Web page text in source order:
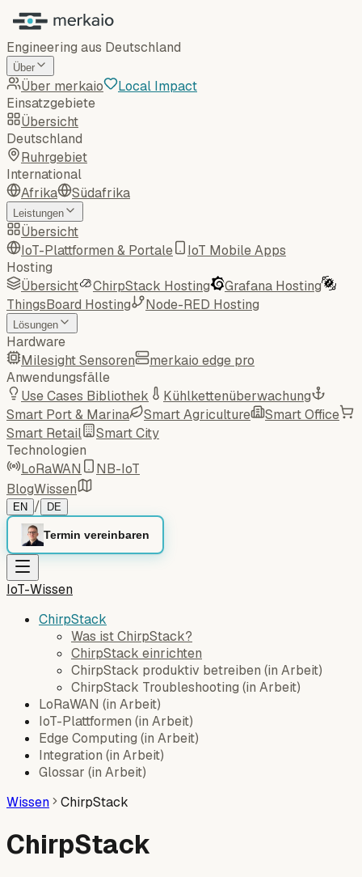
Engineering aus Deutschland
Über
Über merkaio
Local Impact
Einsatzgebiete
Übersicht
Deutschland
Ruhrgebiet
International
Afrika
Südafrika
Leistungen
Übersicht
IoT-Plattformen & Portale
IoT Mobile Apps
Hosting
Übersicht
ChirpStack Hosting
Grafana Hosting
ThingsBoard Hosting
Node-RED Hosting
Lösungen
Hardware
Milesight Sensoren
merkaio edge pro
Anwendungsfälle
Use Cases Bibliothek
Kühlkettenüberwachung
Smart Port & Marina
Smart Agriculture
Smart Office
Smart Retail
Smart City
Technologien
LoRaWAN
NB-IoT
BlogWissen
EN / DE
Termin vereinbaren
IoT-Wissen
ChirpStack
Was ist ChirpStack?
ChirpStack einrichten
ChirpStack produktiv betreiben (in Arbeit)
ChirpStack Troubleshooting (in Arbeit)
LoRaWAN (in Arbeit)
IoT-Plattformen (in Arbeit)
Edge Computing (in Arbeit)
Integration (in Arbeit)
Glossar (in Arbeit)
Wissen
ChirpStack
ChirpStack